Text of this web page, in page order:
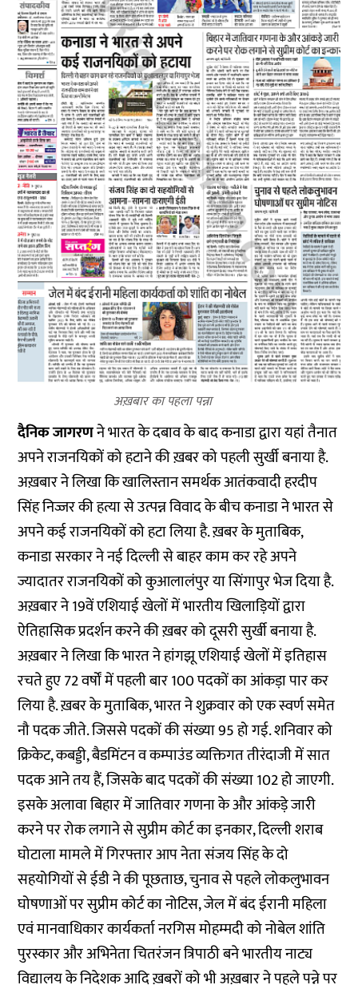
अख़बार का पहला पन्ना
दैनिक जागरणने भारत के दबाव के बाद कनाडा द्वारा यहां तैनात
अपने राजनयिकों को हटाने की ख़बर को पहली सुर्खी बनाया है.
अख़बार ने लिखा कि खालिस्तान समर्थक आतंकवादी हरदीप
सिंह निज्जर की हत्या से उत्पन्न विवाद के बीच कनाडा ने भारत से
अपने कई राजनयिकों को हटा लिया है. ख़बर के मुताबिक,
कनाडा सरकार ने नई दिल्ली से बाहर काम कर रहे अपने
ज्यादातर राजनयिकों को कुआलालंपुर या सिंगापुर भेज दिया है.
अख़बार ने 19वें एशियाई खेलों में भारतीय खिलाड़ियों द्वारा
ऐतिहासिक प्रदर्शन करने की ख़बर को दूसरी सुर्खी बनाया है.
अख़बार ने लिखा कि भारत ने हांगझू एशियाई खेलों में इतिहास
रचते हुए 72 वर्षों में पहली बार 100 पदकों का आंकड़ा पार कर
लिया है. ख़बर के मुताबिक, भारत ने शुक्रवार को एक स्वर्ण समेत
नौ पदक जीते. जिससे पदकों की संख्या 95 हो गई. शनिवार को
क्रिकेट, कबड्डी, बैडमिंटन व कम्पाउंड व्यक्तिगत तीरंदाजी में सात
पदक आने तय हैं, जिसके बाद पदकों की संख्या 102 हो जाएगी.
इसके अलावा बिहार में जातिवार गणना के और आंकड़े जारी
करने पर रोक लगाने से सुप्रीम कोर्ट का इनकार, दिल्ली शराब
घोटाला मामले में गिरफ्तार आप नेता संजय सिंह के दो
सहयोगियों से ईडी ने की पूछताछ, चुनाव से पहले लोकलुभावन
घोषणाओं पर सुप्रीम कोर्ट का नोटिस, जेल में बंद ईरानी महिला
एवं मानवाधिकार कार्यकर्ता नरगिस मोहम्मदी को नोबेल शांति
पुरस्कार और अभिनेता चितरंजन त्रिपाठी बने भारतीय नाट्य
विद्यालय के निदेशक आदि ख़बरों को भी अख़बार ने पहले पन्ने पर